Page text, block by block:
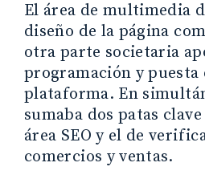
El área de multimedia
diseño de la página
otra parte societaria
programación y puesta
plataforma. En
sumaba dos patas
área SEO y el de
comercios y ventas.